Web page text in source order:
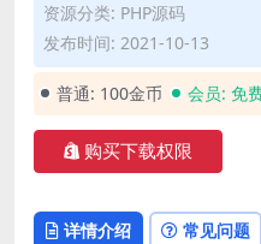
资源分类: PHP源码
发布时间: 2021-10-13
普通: 100金币 会员: 免
购买下载权限
详情介绍 常见问题